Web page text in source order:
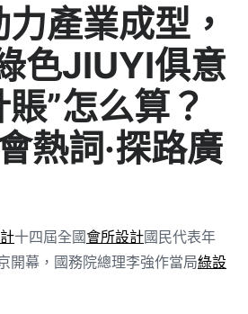
產業成型，
色JIUYI俱意
”怎么算？
熱詞·探路廣
十四屆全國會所設計國民代表年
開幕，國務院總理李強作當局綠設